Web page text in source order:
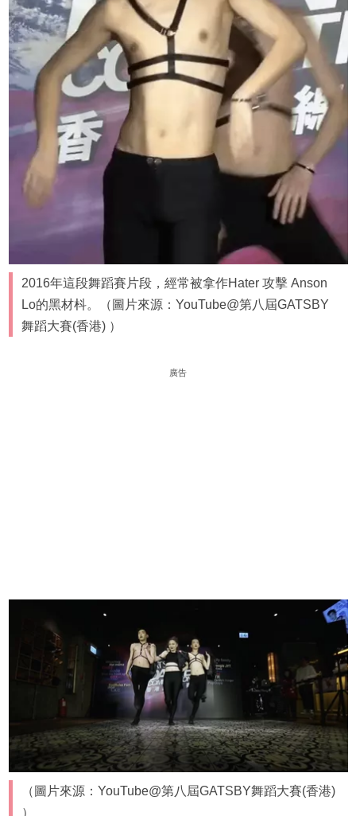
2016年這段舞蹈賽片段，經常被拿作Hater 攻擊 Anson
Lo的黑材枓。（圖片來源：YouTube@第八屆GATSBY
舞蹈大賽(香港) ）
廣告
（圖片來源：YouTube@第八屆GATSBY舞蹈大賽(香港)
）